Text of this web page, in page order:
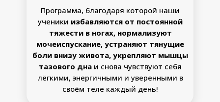
Программа, благодаря которой наши
ученики избавляются от постоянной
тяжести в ногах, нормализуют
мочеиспускание, устраняют тянущие
боли внизу живота, укрепляют мышцы
тазового дна и снова чувствуют себя
лëгкими, энергичными и уверенными в
своëм теле каждый день!